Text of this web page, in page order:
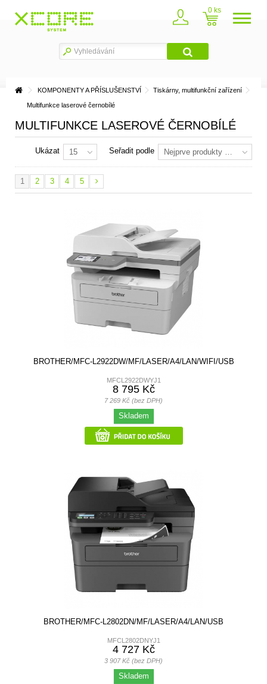
0
KOMPONENTY A PŘÍSLUŠENSTVÍ Tiskárny, multifunkční zařízení
Multifunkce laserové černobílé
MULTIFUNKCE LASEROVÉ ČERNOBÍLÉ
Seřadit podle Nejprve produkty skladem
Ukázat 15
1 2 3 4 5
BROTHER/MFC-L2922DW/MF/LASER/A4/LAN/WIFI/USB
MFCL2922DWYJ1
8 795 Kč
7 269 Kč (bez DPH)
Skladem
BROTHER/MFC-L2802DN/MF/LASER/A4/LAN/USB
MFCL2802DNYJ1
4 727 Kč
3 907 Kč (bez DPH)
Skladem